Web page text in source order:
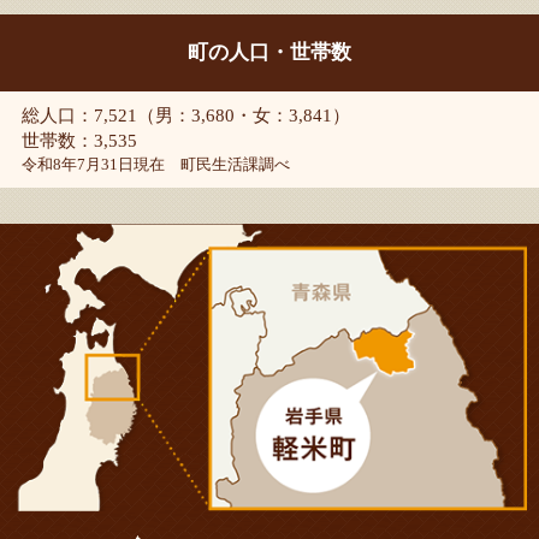
町の人口・世帯数
総人口：7,521（男：3,680・女：3,841）
世帯数：3,535
令和8年7月31日現在 町民生活課調べ